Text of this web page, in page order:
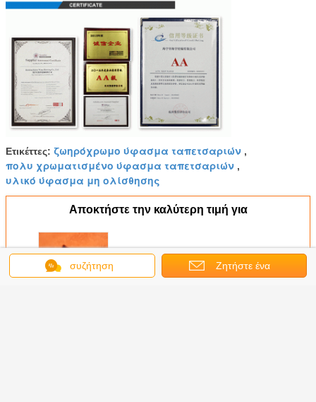
Ετικέττες: ζωηρόχρωμο ύφασμα ταπετσαριών ,
πολυ χρωματισμένο ύφασμα ταπετσαριών ,
υλικό ύφασμα μη ολίσθησης
Αποκτήστε την καλύτερη τιμή για
Περικοπών στάζοντας
βουρτσισμένο velboa ύφασμα
συζήτηση Ζητήστε ένα